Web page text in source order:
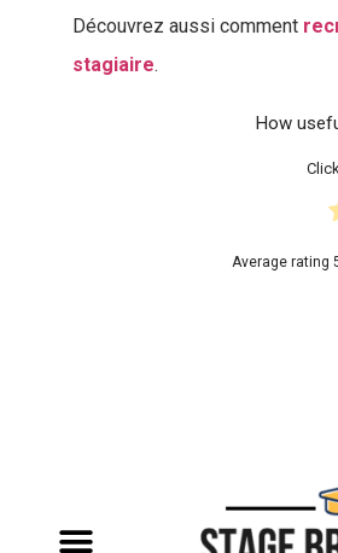
Découvrez aussi comment
stagiaire.
How
Average rating